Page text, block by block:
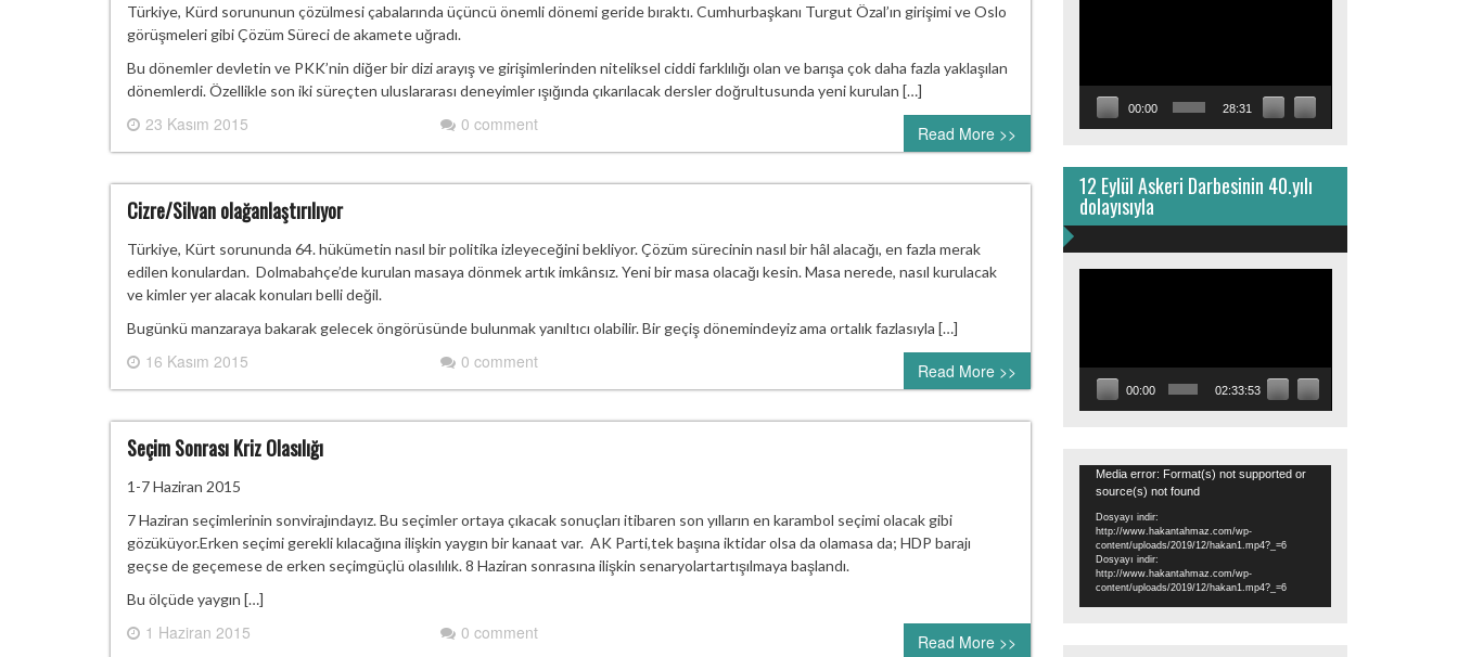
Türkiye, Kürd sorununun çözülmesi çabalarında üçüncü önemli dönemi geride bıraktı. Cumhurbaşkanı Turgut Özal’ın girişimi ve Oslo
görüşmeleri gibi Çözüm Süreci de akamete uğradı.
Bu dönemler devletin ve PKK’nin diğer bir dizi arayış ve girişimlerinden niteliksel ciddi farklılığı olan ve barışa çok daha fazla yaklaşılan
dönemlerdi. Özellikle son iki süreçten uluslararası deneyimler ışığında çıkarılacak dersler doğrultusunda yeni kurulan […]
23 Kasım 2015 0 comment Read More >>
Cizre/Silvan olağanlaştırılıyor
Türkiye, Kürt sorununda 64. hükümetin nasıl bir politika izleyeceğini bekliyor. Çözüm sürecinin nasıl bir hâl alacağı, en fazla merak
edilen konulardan. Dolmabahçe’de kurulan masaya dönmek artık imkânsız. Yeni bir masa olacağı kesin. Masa nerede, nasıl kurulacak
ve kimler yer alacak konuları belli değil.
Bugünkü manzaraya bakarak gelecek öngörüsünde bulunmak yanıltıcı olabilir. Bir geçiş dönemindeyiz ama ortalık fazlasıyla […]
16 Kasım 2015 0 comment Read More >>
Seçim Sonrası Kriz Olasılığı
1-7 Haziran 2015
7 Haziran seçimlerinin sonvirajındayız. Bu seçimler ortaya çıkacak sonuçları itibaren son yılların en karambol seçimi olacak gibi
gözüküyor.Erken seçimi gerekli kılacağına ilişkin yaygın bir kanaat var. AK Parti,tek başına iktidar olsa da olamasa da; HDP barajı
geçse de geçemese de erken seçimgüçlü olasılılık. 8 Haziran sonrasına ilişkin senaryolartartışılmaya başlandı.
Bu ölçüde yaygın […]
1 Haziran 2015 0 comment Read More >>
00:00 28:31
12 Eylül Askeri Darbesinin 40.yılı
dolayısıyla
00:00 02:33:53
Video
oynatıcı
Media error: Format(s) not supported or
source(s) not found
Dosyayı indir:
http://www.hakantahmaz.com/wp-
content/uploads/2019/12/hakan1.mp4?_=6
Dosyayı indir:
http://www.hakantahmaz.com/wp-
content/uploads/2019/12/hakan1.mp4?_=6